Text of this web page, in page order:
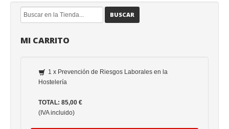
BUSCAR
MI CARRITO
1 x Prevención de Riesgos Laborales en la
Hostelería
TOTAL: 85,00 €
(IVA incluido)